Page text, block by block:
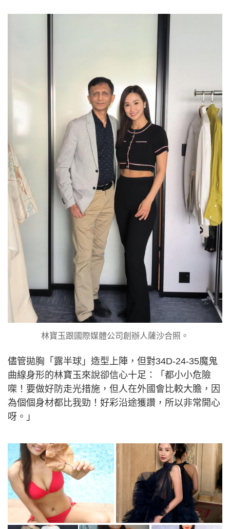
林寶玉跟國際媒體公司創辦人薩沙合照。
儘管拋胸「露半球」造型上陣，但對34D-24-35魔鬼
曲線身形的林寶玉來說卻信心十足：「都小小危險
㗎！要做好防走光措施，但人在外國會比較大膽，因
為個個身材都比我勁！好彩沿途獲讚，所以非常開心
呀。」